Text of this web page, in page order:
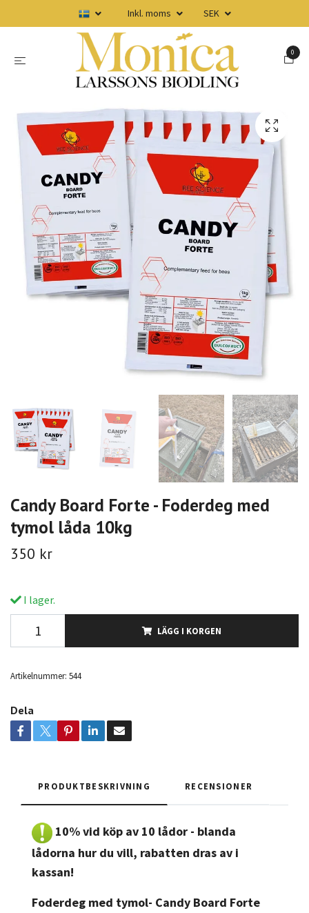
Inkl. moms SEK
0
Candy Board Forte - Foderdeg med
tymol låda 10kg
350 kr
I lager.
LÄGG I KORGEN
Artikelnummer: 544
Dela
PRODUKTBESKRIVNING RECENSIONER
10% vid köp av 10 lådor - blanda
lådorna hur du vill, rabatten dras av i
kassan!
Foderdeg med tymol- Candy Board Forte